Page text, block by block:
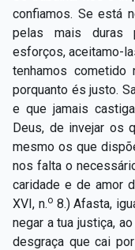
confiamos. Se está
pelas mais duras
esforços, aceitamo-
tenhamos cometido
porquanto és justo.
e que jamais
Deus, de invejar os
mesmo os que
nos falta o
caridade e de amor
XVI, n.o8.) Afasta,
negar a tua justiça,
desgraça que cai